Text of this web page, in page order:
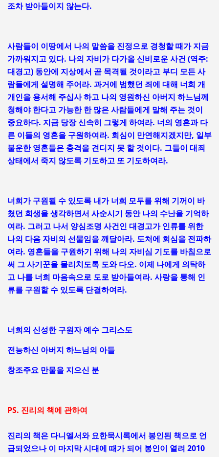
조차 받아들이지 않는다.
사람들이 이땅에서 나의 말씀을 진정으로 경청할 때가 지금
가까워지고 있다. 나의 자비가 다가올 신비로운 사건 (역주:
대경고) 동안에 지상에서 곧 목격될 것이라고 부디 모든 사
람들에게 설명해 주어라. 과거에 범했던 죄에 대해 너희 개
개인을 용서해 주십사 하고 나의 영원하신 아버지 하느님께
청해야 한다고 가능한 한 많은 사람들에게 말해 주는 것이
중요하다. 지금 당장 신속히 그렇게 하여라. 너의 영혼과 다
른 이들의 영혼을 구원하여라. 회심이 만연해지겠지만, 일부
불운한 영혼들은 충격을 견디지 못 할 것이다. 그들이 대죄
상태에서 죽지 않도록 기도하고 또 기도하여라.
너희가 구원될 수 있도록 내가 너희 모두를 위해 기꺼이 바
쳤던 희생을 생각하면서 사순시기 동안 나의 수난을 기억하
여라. 그러고 나서 양심조명 사건인 대경고가 인류를 위한
나의 다음 자비의 선물임을 깨달아라. 도처에 회심을 전파하
여라. 영혼들을 구원하기 위해 나의 자비심 기도를 바침으로
써 그 사기꾼을 물리치도록 도와 다오. 이제 나에게 의탁하
고 나를 너희 마음속으로 도로 받아들여라. 사랑을 통해 인
류를 구원할 수 있도록 단결하여라.
너희의 신성한 구원자 예수 그리스도
전능하신 아버지 하느님의 아들
창조주요 만물을 지으신 분
PS. 진리의 책에 관하여
진리의 책은 다니엘서와 요한묵시록에서 봉인된 책으로 언
급되었으나 이 마지막 시대에 때가 되어 봉인이 열려 2010